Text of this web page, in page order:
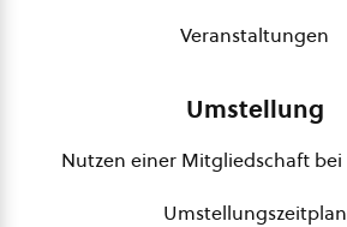
Veranstaltungen
Umstellung
Nutzen einer Mitgliedschaft bei
Umstellungszeitplan